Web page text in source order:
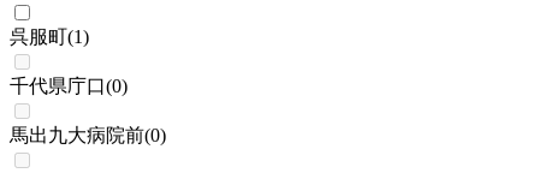
呉服町(1)
千代県庁口(0)
馬出九大病院前(0)